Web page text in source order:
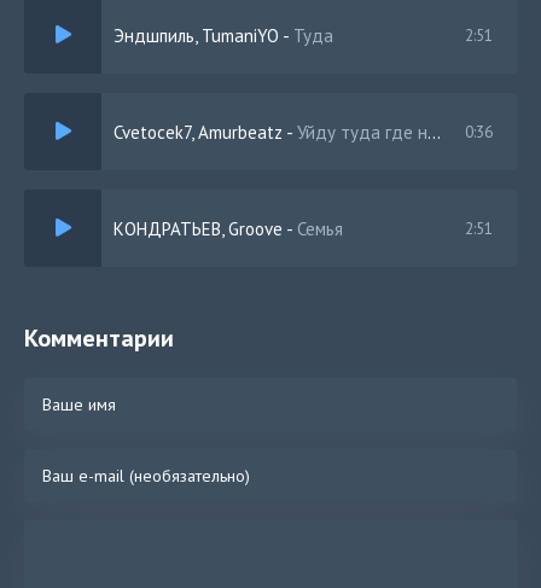
Эндшпиль, TumaniYO - Туда 2:51
Cvetocek7, Amurbeatz - Уйду туда где небеса 0:36
КОНДРАТЬЕВ, Groove - Семья 2:51
Комментарии